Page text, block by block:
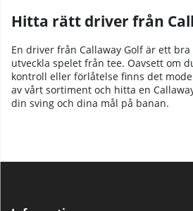
Hitta rätt driver från
En driver från Callaway Golfär ett bra
utveckla spelet från tee. Oavsett om
kontroll eller förlåtelse finns det
av vårt sortiment och hitta en
din sving och dina mål på banan.